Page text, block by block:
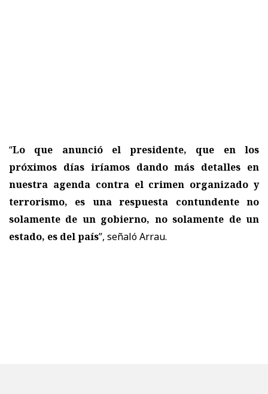
“Lo que anunció el presidente, que en los
próximos días iríamos dando más detalles en
nuestra agenda contra el crimen organizado y
terrorismo, es una respuesta contundente no
solamente de un gobierno, no solamente de un
estado, es del país”, señaló Arrau.